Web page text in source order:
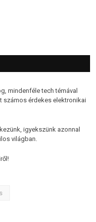
mindenféle tech témával
érdekes elektronikai
igyekszünk azonnal
világban.